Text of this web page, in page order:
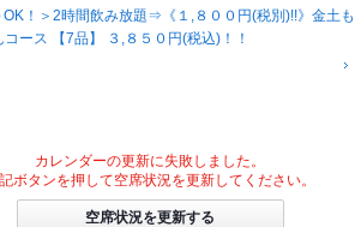
！＞2時間飲み放題⇒《１,８００円(税別)!!》金土
ース 【7品】 ３,８５０円(税込)！！
カレンダーの更新に失敗しました。
ボタンを押して空席状況を更新してください。
空席状況を更新する